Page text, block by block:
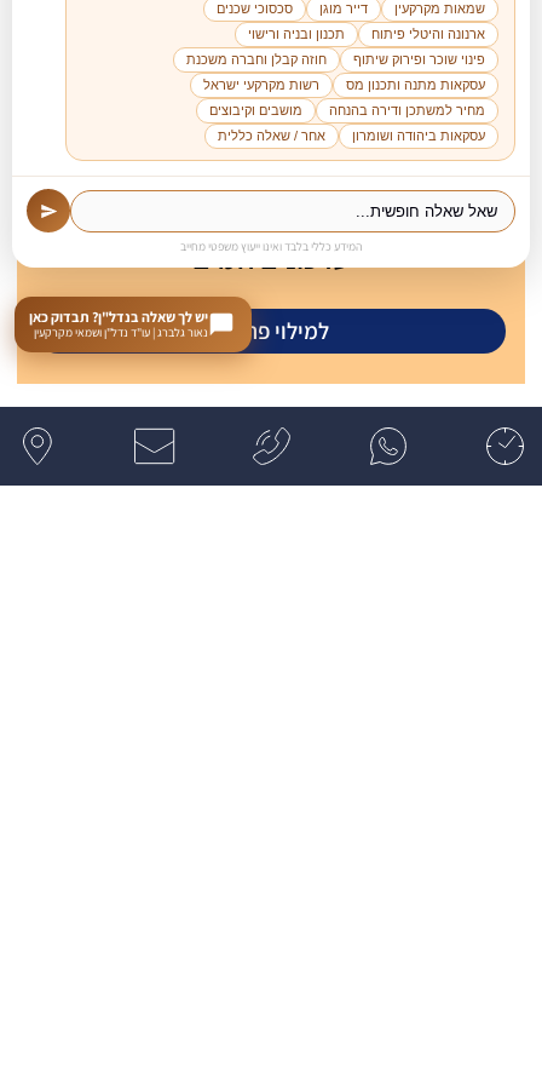
יש לך שאלה בנדל"ן? תבדוק כאן
נאור גלברג | עו"ד נדל"ן ושמאי מקרקעין
שמאות מקרקעין
דייר מוגן
סכסוכי שכנים
ארנונה והיטלי פיתוח
תכנון ובניה ורישוי
פינוי שוכר ופירוק שיתוף
חוזה קבלן וחברה משכנת
עסקאות מתנה ותכנון מס
רשות מקרקעי ישראל
מחיר למשתכן ודירה בהנחה
מושבים וקיבוצים
עסקאות ביהודה ושומרון
אחר / שאלה כללית
המידע כללי בלבד ואינו ייעוץ משפטי מחייב
להצטרפות לרשימת דיוור לקבלת
עדכונים חמים
למילוי פרטים
משרד עורכי דין מקרקעין נדל"ן נאור גלברג